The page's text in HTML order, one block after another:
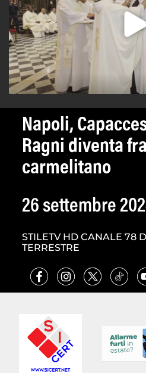
Napoli,
Ragni diventa
carmelitano
26 settembre
STILETV HD CANALE 78
TERRESTRE